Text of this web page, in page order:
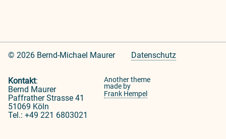
© 2026 Bernd-Michael Maurer Datenschutz
Kontakt:
Bernd Maurer
Paffrather Strasse 41
51069 Köln
Tel.: +49 221 6803021
Another theme
made by
Frank Hempel